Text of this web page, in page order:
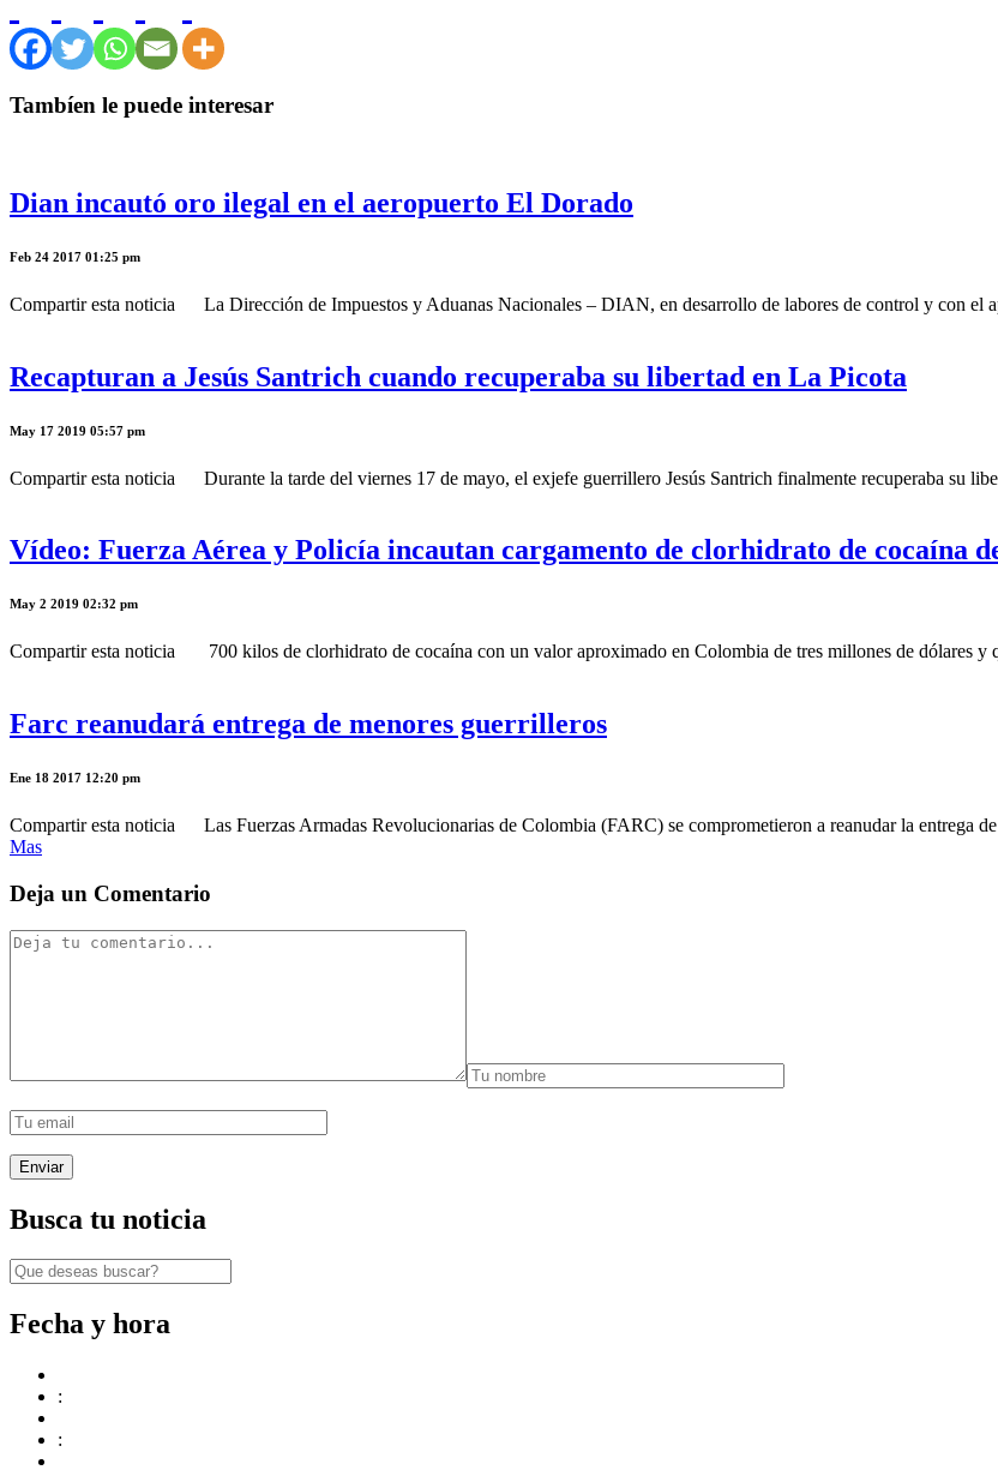
Tambíen le puede interesar
Dian incautó oro ilegal en el aeropuerto El Dorado
Feb 24 2017 01:25 pm
Compartir esta noticia La Dirección de Impuestos y Aduanas Nacionales – DIAN, en desarrollo de labores de control y con el
Recapturan a Jesús Santrich cuando recuperaba su libertad en La Picota
May 17 2019 05:57 pm
Compartir esta noticia Durante la tarde del viernes 17 de mayo, el exjefe guerrillero Jesús Santrich finalmente recuperaba su
Vídeo: Fuerza Aérea y Policía incautan cargamento de clorhidrato de cocaína
May 2 2019 02:32 pm
Compartir esta noticia 700 kilos de clorhidrato de cocaína con un valor aproximado en Colombia de tres millones de dólares y
Farc reanudará entrega de menores guerrilleros
Ene 18 2017 12:20 pm
Compartir esta noticia Las Fuerzas Armadas Revolucionarias de Colombia (FARC) se comprometieron a reanudar la entrega
Mas
Deja un Comentario
Busca tu noticia
Fecha y hora
:
: